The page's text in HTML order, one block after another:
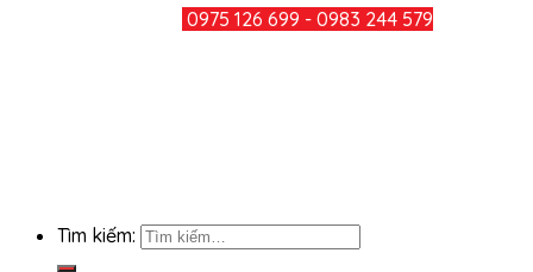
0975 126 699 - 0983 244 579
Tìm kiếm: